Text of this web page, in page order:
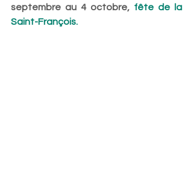
septembre au 4 octobre, fête de la
Saint-François.